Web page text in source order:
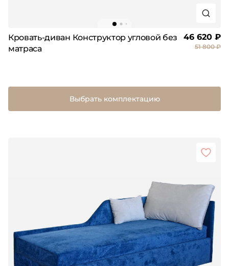
Кровать-диван Конструктор угловой без
матраса
46 620 ₽
51 800 ₽
Выбрать комплектацию